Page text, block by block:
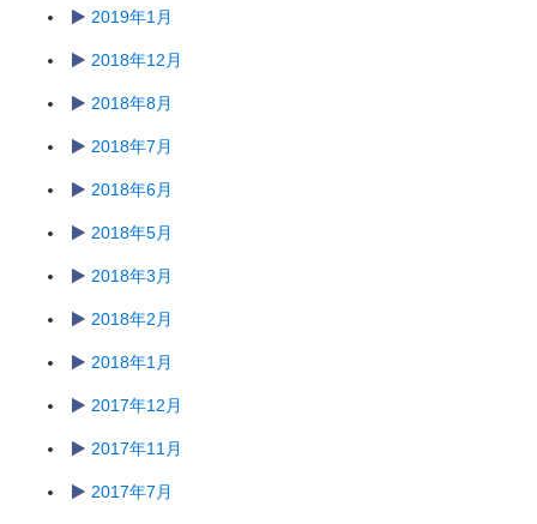
2019年1月
2018年12月
2018年8月
2018年7月
2018年6月
2018年5月
2018年3月
2018年2月
2018年1月
2017年12月
2017年11月
2017年7月